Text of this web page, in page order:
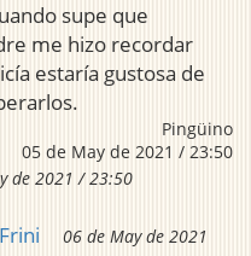
supe que
me hizo recordar
estaría gustosa de
Pingüino
05 de May de 2021 / 23:50
de 2021 / 23:50
06 de May de 2021